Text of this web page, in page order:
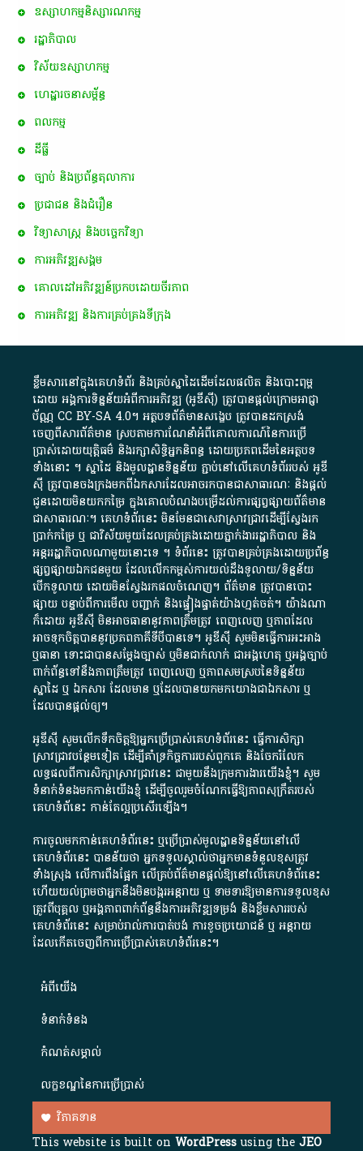
ឧស្សាហកម្មនិស្សារណកម្ម
រដ្ឋាភិបាល
វិស័យឧស្សាហកម្ម
ហេដ្ឋារចនាសម្ព័ន្ធ
ពល​កម្ម
ដីធ្លី
ច្បាប់ និងប្រព័ន្ធតុលាការ
ប្រជាជន និងជំរឿន
វិទ្យាសាស្ត្រ និងបច្ចេកវិទ្យា
ការ​អភិវឌ្ឍ​សង្គម
គោលដៅ​អភិវឌ្ឍន៍​ប្រកបដោយ​ចីរភាព
ការអភិវឌ្ឍ និងការគ្រប់គ្រងទីក្រុង
ខ្លឹមសារ​នៅ​ក្នុង​គេហទំព័រ និង​គ្រប់​ស្នា​ដៃ​ដើម​ដែល​ផលិត​ និង​បោះពុម្ព​
ដោយ​ អង្គការ​ទិន្នន័យ​អំពី​ការអភិវឌ្ឍ​​ (អូ​ឌី​ស៊ី)​ ត្រូវ​បាន​ផ្តល់​ក្រោម​អាជ្ញា
ប័ណ្ណ​CC BY-SA 4.0។​ អត្ថបទ​ព័ត៌មាន​សង្ខេប​ ត្រូវ​បាន​ដកស្រង់​
ចេញពី​សារព័ត៌មាន ស្របតាមការ​ណែនាំ​អំពី​គោលការណ៍​នៃ​ការ​ប្រើ
ប្រាស់​ដោយ​យុត្តិធម៌​ និង​រក្សាសិទ្ធិអ្នកនិពន្ធ ដោយ​ប្រភពដើម​នៃ​​អត្ថបទ
ទាំង​នោះ​ ។​ ស្នាដៃ​ និង​មូលដ្ឋាន​ទិន្នន័យ ​ភ្ជាប់​នៅ​លើ​គេហទំព័រ​របស់​ អូ​ឌី​
ស៊ី​ ត្រូវ​បាន​ចងក្រង​មក​ពី​ឯកសារ​ដែល​អាច​រក​បានជា​សាធារណៈ​ និង​ផ្តល់​
ជូន​ដោយ​មិន​យក​កម្រៃ​ ក្នុង​គោលបំណង​បម្រើ​ដល់ការ​ផ្សព្វផ្សាយ​ព័ត៌មាន​
ជា​សាធារណៈ​។​ គេហទំព័រ​នេះ​ មិនមែន​ជា​សេវា​ស្រាវជ្រាវ​ដើម្បី​ស្វែងរក
ប្រាក់​កម្រៃ​ ឬ​ ជា​វិស័យ​មួយ​ដែល​គ្រប់គ្រង​ដោយ​ភ្នាក់ងារ​រដ្ឋាភិបាល​ និង ​
អន្តររដ្ឋាភិបាល​ណាមួយ​នោះ​ទេ ​។​ ទំព័រ​នេះ​ ត្រូវ​បាន​គ្រប់គ្រង​ដោយ​ប្រព័ន្ធ​
ផ្សព្វផ្សាយ​ឯកជន​មួយ​ ដែល​លើកកម្ពស់​ការ​យល់​ដឹង​ទូលាយ​/​ទិន្នន័យ​
បើក​ទូលាយ​ ដោយ​មិនស្វែង​រក​ផល​ចំណេញ​។​ ព័ត៌មាន​ ត្រូវ​បាន​បោះ
ផ្សាយ​ បន្ទាប់​ពី​ការ​មើល​ បញ្ជាក់​ និង​ផ្ទៀងផ្ទាត់​យ៉ាង​ហ្មត់ចត់​។​ យ៉ាងណា​
ក៏​ដោយ​ អូ​ឌី​ស៊ី​ មិន​អាច​ធានា​នូវ​ភាព​ត្រឹមត្រូវ​ ពេញលេញ​ ឬ​ភាព​ដែល​
អាច​ទុកចិត្ត​បាននូវ​ប្រភព​ភាគី​ទី​បី​បាន​ទេ​។​ អូ​ឌី​ស៊ី​ សូម​មិន​ធ្វើការ​អះអាង​
ឬ​ធានា​ ទោះជា​បាន​សម្តែង​ច្បាស់​ ឬ​មិន​ជាក់លាក់​ ជា​អង្គហេតុ​ ឬ​អង្គច្បាប់​
ពាក់ព័ន្ធ​ទៅ​នឹង​ភាព​ត្រឹមត្រូវ​ ពេញលេញ​ ឬ​ភាព​សម​ស្រប​នៃ​ទិន្នន័យ​
ស្នាដៃ​ ឬ​ ឯកសារ​ ដែល​មាន​ ឬ​ដែល​បាន​យក​មក​យោង​ជា​ឯកសារ​ ឬ​
ដែល​បាន​ផ្តល់​ឲ្យ​។
អូឌីស៊ី សូមលើកទឹកចិត្តឱ្យអ្នកប្រើប្រាស់គេហទំព័រនេះ ធ្វើការសិក្សា
ស្រាវជ្រាវបន្ថែមទៀត ដើម្បីគាំទ្រកិច្ចការ​របស់ពួកគេ និងចែករំលែក
លទ្ធផលពីការសិក្សាស្រាវជ្រាវនេះ ជាមួយនឹងក្រុមការងារយើងខ្ញុំ។ សូម
ទំនាក់ទំនងមកកាន់យើងខ្ញុំ ដើម្បីចូលរួមចំណែកធ្វើឱ្យភាពសុក្រឹតរបស់
គេហទំព័នេះ កាន់តែល្អប្រសើរឡើង។
ការចូលមកកាន់គេហទំព័រនេះ ឬប្រើប្រាស់មូលដ្ឋានទិន្នន័យនៅលើ
គេហទំព័រនេះ បានន័យថា អ្នកទទួលស្គាល់ថាអ្នកមានទំនួលខុសត្រូវ
ទាំងស្រុង លើការពឹងផ្អែក លើគ្រប់ព័ត៌មានផ្តល់ឱ្យនៅលើគេហទំព័រនេះ
ហើយយល់ព្រមថាអ្នកនឹងមិនបង្ករអន្តរាយ ឬ ទាមទារ​ឱ្យមានការទទួលខុស​
ត្រូវពីបុគ្គល ឬអង្គភាពពាក់ព័ន្ធនឹងការអភិវឌ្ឍទម្រង់ និងខ្លឹមសាររបស់
គេហទំព័រនេះ សម្រាប់រាល់ការបាត់បង់ ការខូចប្រយោជន៍ ឬ អន្តរាយ
ដែលកើតចេញពីការប្រើប្រាស់គេហទំព័រនេះ។
អំពី​យើង​
ទំនាក់ទំនង
កំណត់សម្គាល់
លក្ខខណ្ឌនៃការប្រើប្រាស់
វិភាគទាន
This website is built onWordPressusing theJEO